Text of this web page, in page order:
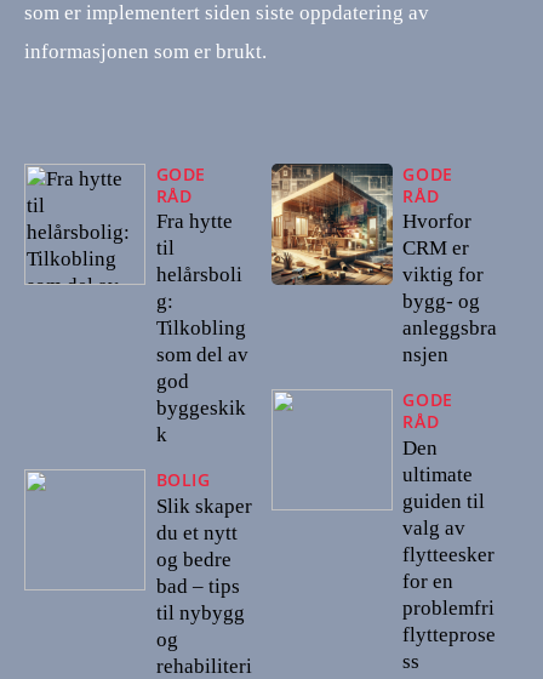
som er implementert siden siste oppdatering av
informasjonen som er brukt.
GODE
RÅD
Fra hytte
til
helårsboli
g:
Tilkobling
som del av
god
byggeskik
k
BOLIG
Slik skaper
du et nytt
og bedre
bad – tips
til nybygg
og
rehabiliteri
GODE
RÅD
Hvorfor
CRM er
viktig for
bygg- og
anleggsbra
nsjen
GODE
RÅD
Den
ultimate
guiden til
valg av
flytteesker
for en
problemfri
flytteprose
ss